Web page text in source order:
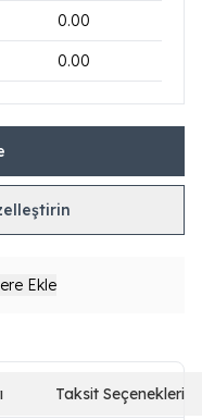
0.00
0.00
Ekle
Taksit Seçenekleri